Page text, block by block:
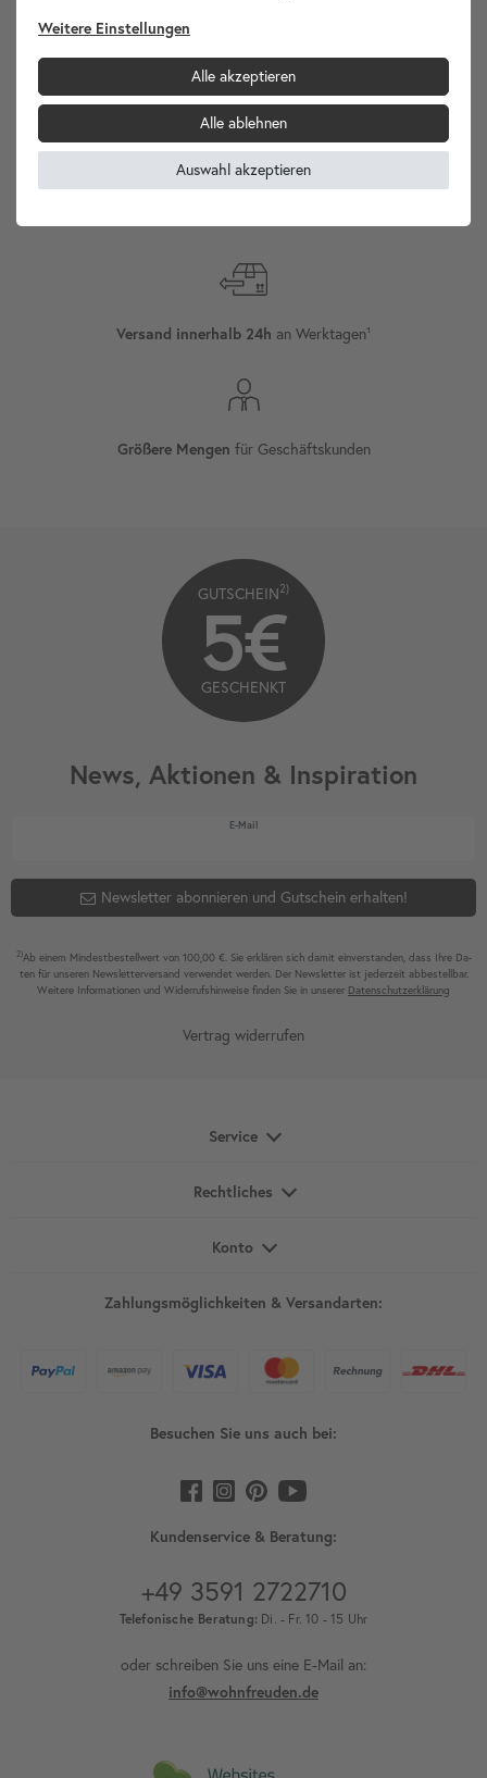
wohnfreuden.de -
Ihr Spezialist für Waschbecken Unikate!
Versand innerhalb 24h an Werktagen¹
Größere Mengen für Geschäftskunden
News, Aktionen & Inspiration
E-MailNewsletter Honig
Newsletter abonnieren und Gutschein erhalten!
2)Ab einem Mindest­bestell­wert von 100,00 €. Sie erklären sich damit ein­ver­standen, dass Ihre Da­
ten für unseren News­letter­versand ver­wen­det werden. Der News­letter ist jeder­zeit ab­bestel­lbar.
Weitere Infor­mationen und Wider­rufshin­weise finden Sie in unserer Daten­schutz­erklärung
GUTSCHEIN2)
5€
GESCHENKT
Vertrag widerrufen
Service
Rechtliches
Konto
Zahlungsmöglichkeiten & Versandarten:
Besuchen Sie uns auch bei:
Kundenservice & Beratung:
+49 3591 2722710
Telefonische Beratung: Di. - Fr. 10 - 15 Uhr
oder schreiben Sie uns eine E-Mail an:
info@wohnfreuden.de
Weitere Einstellungen
Alle akzeptieren
Alle ablehnen
Auswahl akzeptieren